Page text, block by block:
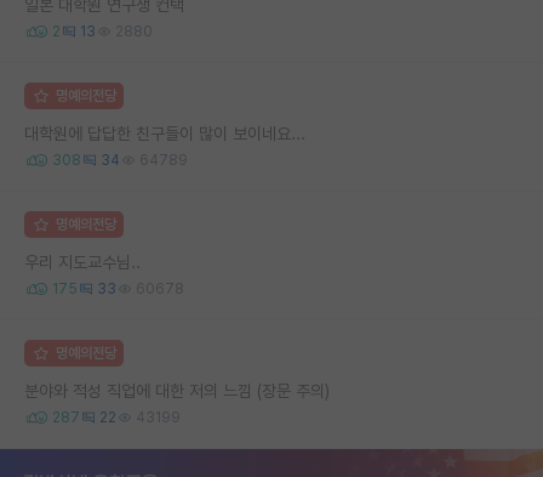
일본 대학원 연구생 컨택
2 13 2880
명예의전당
대학원에 답답한 친구들이 많이 보이네요...
308 34 64789
명예의전당
우리 지도교수님..
175 33 60678
명예의전당
분야와 적성 직업에 대한 저의 느낌 (장문 주의)
287 22 43199